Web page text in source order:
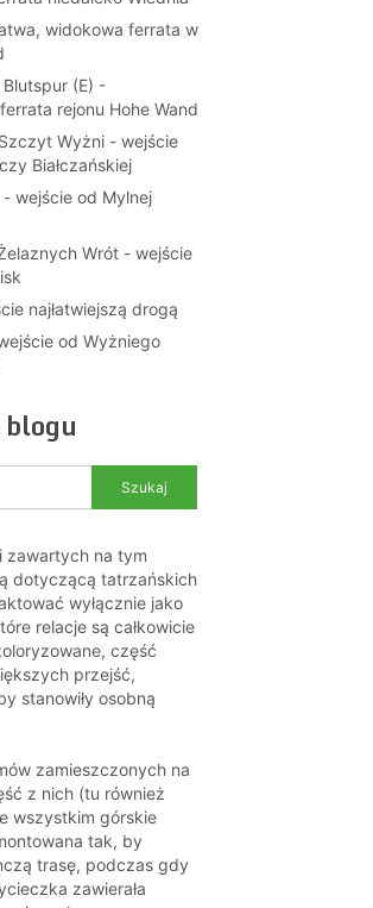
widokowa ferrata w
(E) -
rejonu Hohe Wand
Wyżni - wejście
Białczańskiej
wejście od Mylnej
Wrót - wejście
najłatwiejszą drogą
od Wyżniego
zawartych na tym
dotyczącą tatrzańskich
wyłącznie jako
relacje są całkowicie
część
przejść,
stanowiły osobną
zamieszczonych na
z nich (tu również
wszystkim górskie
tak, by
trasę, podczas gdy
zawierała